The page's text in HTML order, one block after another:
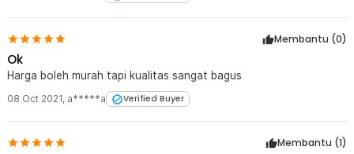
1 x TaffSPORT Bel Sepeda Bike Horn Aluminium Universal Fit
Membantu (0)
Ok
Harga boleh murah tapi kualitas sangat bagus
08 Oct 2021, a*****a Verified Buyer
Membantu (1)